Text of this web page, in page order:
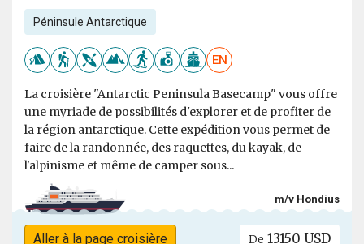
Péninsule Antarctique
EN
La croisière "Antarctic Peninsula Basecamp" vous offre
une myriade de possibilités d'explorer et de profiter de
la région antarctique. Cette expédition vous permet de
faire de la randonnée, des raquettes, du kayak, de
l'alpinisme et même de camper sous...
m/v Hondius
Aller à la page croisière De 13150 USD